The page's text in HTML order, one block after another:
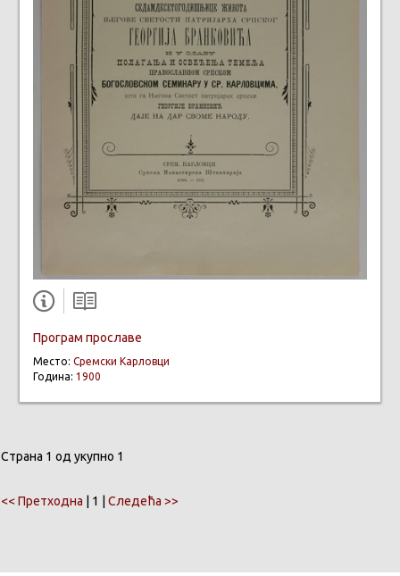
Програм прославе
Место: Сремски Карловци
Година: 1900
Страна 1 од укупно 1
<< Претходна | 1 | Следећа >>